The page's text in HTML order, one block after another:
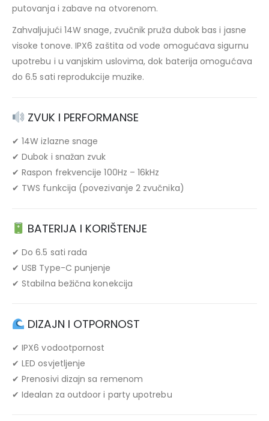
putovanja i zabave na otvorenom.
Zahvaljujući 14W snage, zvučnik pruža dubok bas i jasne
visoke tonove. IPX6 zaštita od vode omogućava sigurnu
upotrebu i u vanjskim uslovima, dok baterija omogućava
do 6.5 sati reprodukcije muzike.
ZVUK I PERFORMANSE
✔ 14W izlazne snage
✔ Dubok i snažan zvuk
✔ Raspon frekvencije 100Hz – 16kHz
✔ TWS funkcija (povezivanje 2 zvučnika)
BATERIJA I KORIŠTENJE
✔ Do 6.5 sati rada
✔ USB Type-C punjenje
✔ Stabilna bežična konekcija
DIZAJN I OTPORNOST
✔ IPX6 vodootpornost
✔ LED osvjetljenje
✔ Prenosivi dizajn sa remenom
✔ Idealan za outdoor i party upotrebu